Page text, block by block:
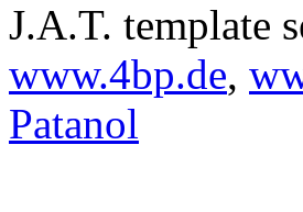
J.A.T. template
www.4bp.de,
Patanol